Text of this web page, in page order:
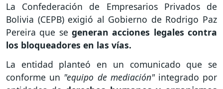
La Confederación de Empresarios Privados de
Bolivia (CEPB) exigió al Gobierno de Rodrigo Paz
Pereira que se generan acciones legales contra
los bloqueadores en las vías.
La entidad planteó en un comunicado que se
conforme un "equipo de mediación"integrado por